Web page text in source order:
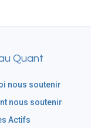
Quant
nous soutenir
nous soutenir
Actifs